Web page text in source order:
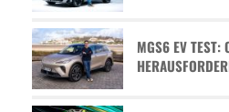
MGS6 EV TEST: